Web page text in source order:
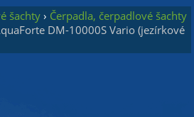
šachty › Čerpadla, čerpadlové šachty
DM-10000S Vario (jezírkové